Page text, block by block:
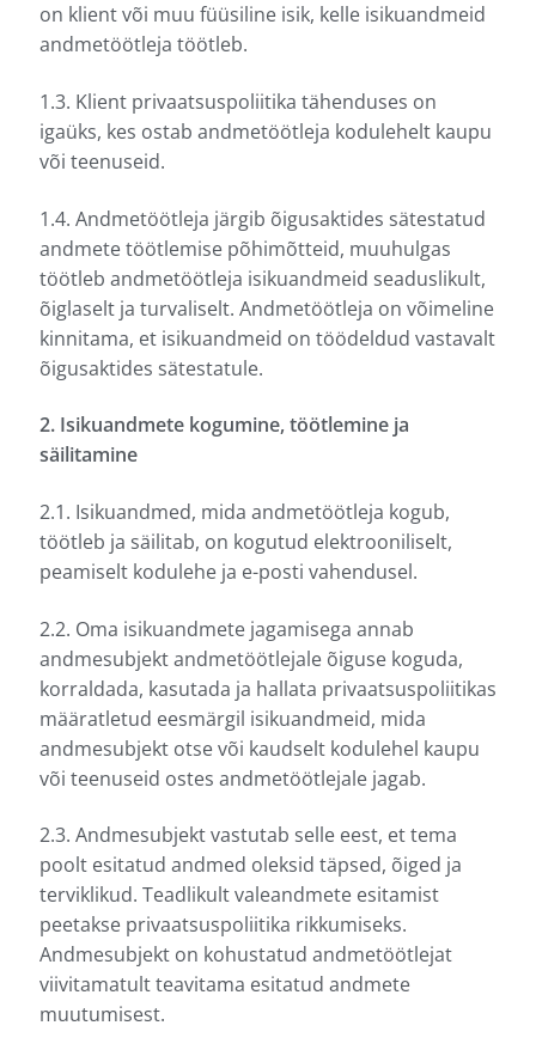
on klient või muu füüsiline isik, kelle isikuandmeid
andmetöötleja töötleb.
1.3. Klient privaatsuspoliitika tähenduses on
igaüks, kes ostab andmetöötleja kodulehelt kaupu
või teenuseid.
1.4. Andmetöötleja järgib õigusaktides sätestatud
andmete töötlemise põhimõtteid, muuhulgas
töötleb andmetöötleja isikuandmeid seaduslikult,
õiglaselt ja turvaliselt. Andmetöötleja on võimeline
kinnitama, et isikuandmeid on töödeldud vastavalt
õigusaktides sätestatule.
2. Isikuandmete kogumine, töötlemine ja
säilitamine
2.1. Isikuandmed, mida andmetöötleja kogub,
töötleb ja säilitab, on kogutud elektrooniliselt,
peamiselt kodulehe ja e-posti vahendusel.
2.2. Oma isikuandmete jagamisega annab
andmesubjekt andmetöötlejale õiguse koguda,
korraldada, kasutada ja hallata privaatsuspoliitikas
määratletud eesmärgil isikuandmeid, mida
andmesubjekt otse või kaudselt kodulehel kaupu
või teenuseid ostes andmetöötlejale jagab.
2.3. Andmesubjekt vastutab selle eest, et tema
poolt esitatud andmed oleksid täpsed, õiged ja
terviklikud. Teadlikult valeandmete esitamist
peetakse privaatsuspoliitika rikkumiseks.
Andmesubjekt on kohustatud andmetöötlejat
viivitamatult teavitama esitatud andmete
muutumisest.